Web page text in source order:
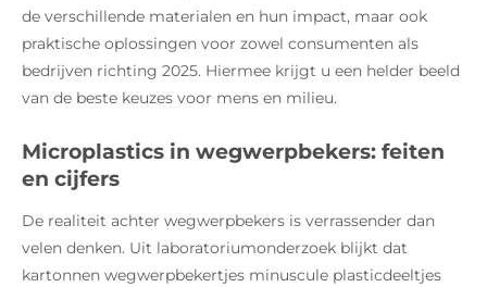
de verschillende materialen en hun impact, maar ook
praktische oplossingen voor zowel consumenten als
bedrijven richting 2025. Hiermee krijgt u een helder beeld
van de beste keuzes voor mens en milieu.
Microplastics in wegwerpbekers: feiten
en cijfers
De realiteit achter wegwerpbekers is verrassender dan
velen denken. Uit laboratoriumonderzoek blijkt dat
kartonnen wegwerpbekertjes minuscule plasticdeeltjes